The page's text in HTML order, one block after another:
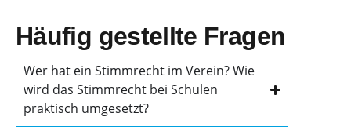
Häufig gestellte Fragen
Wer hat ein Stimmrecht im Verein? Wie
wird das Stimmrecht bei Schulen
praktisch umgesetzt?